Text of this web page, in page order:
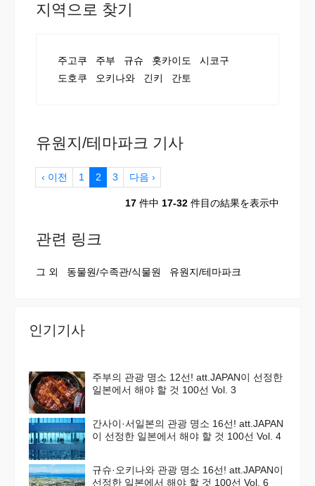
지역으로 찾기
주고쿠 주부 규슈 홋카이도
시코구
도호쿠
오키나와 긴키 간토
유원지/테마파크 기사
‹ 이전 1 2 3 다음 ›
17 件中 17-32 件目の結果を表示中
관련 링크
그 외 동물원/수족관/식물원 유원지/테마파크
인기기사
주부의 관광 명소 12선! att.JAPAN이 선정한
일본에서 해야 할 것 100선 Vol. 3
간사이·서일본의 관광 명소 16선! att.JAPAN
이 선정한 일본에서 해야 할 것 100선 Vol. 4
규슈·오키나와 관광 명소 16선! att.JAPAN이
선정한 일본에서 해야 할 것 100선 Vol. 6